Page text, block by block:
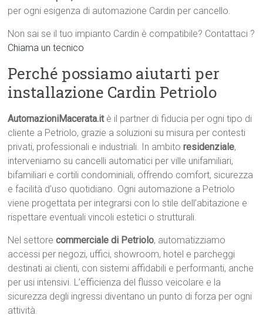
per ogni esigenza di automazione Cardin per cancello.
Non sai se il tuo impianto Cardin è compatibile? Contattaci ?
Chiama un tecnico
Perché possiamo aiutarti per
installazione Cardin Petriolo
AutomazioniMacerata.itè il partner di fiducia per ogni tipo di
cliente a Petriolo, grazie a soluzioni su misura per contesti
privati, professionali e industriali. In ambitoresidenziale,
interveniamo su cancelli automatici per ville unifamiliari,
bifamiliari e cortili condominiali, offrendo comfort, sicurezza
e facilità d’uso quotidiano. Ogni automazione a Petriolo
viene progettata per integrarsi con lo stile dell’abitazione e
rispettare eventuali vincoli estetici o strutturali.
Nel settorecommerciale di Petriolo, automatizziamo
accessi per negozi, uffici, showroom, hotel e parcheggi
destinati ai clienti, con sistemi affidabili e performanti, anche
per usi intensivi. L’efficienza del flusso veicolare e la
sicurezza degli ingressi diventano un punto di forza per ogni
attività.